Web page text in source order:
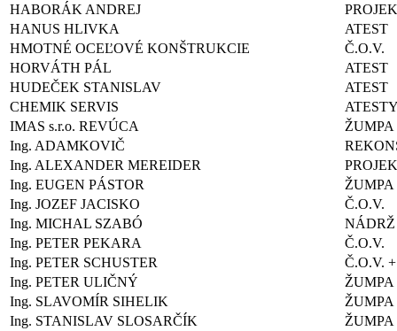
HABORÁK ANDREJ
HANUS HLIVKA
ATEST
HMOTNÉ OCEĽOVÉ KONŠTRUKCIE
Č.O.V.
HORVÁTH PÁL
ATEST
HUDEČEK STANISLAV
ATEST
CHEMIK SERVIS
IMAS s.r.o. REVÚCA
ŽUMPA
Ing. ADAMKOVIČ
Ing. ALEXANDER MEREIDER
Ing. EUGEN PÁSTOR
ŽUMPA
Ing. JOZEF JACISKO
Č.O.V.
Ing. MICHAL SZABÓ
NÁDRŽ
Ing. PETER PEKARA
Č.O.V.
Ing. PETER SCHUSTER
Č.O.V.
Ing. PETER ULIČNÝ
ŽUMPA
Ing. SLAVOMÍR SIHELIK
ŽUMPA
Ing. STANISLAV SLOSARČÍK
ŽUMPA